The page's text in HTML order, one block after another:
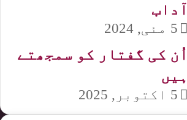
آداب
5 مئی, 2024
اُن کی گفتار کو سمجھتے
ہیں
5 اکتوبر, 2025